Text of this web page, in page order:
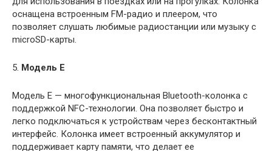
оснащена встроенным FM-радио и плеером, что
позволяет слушать любимые радиостанции или музыку с
microSD-карты.
5. Модель E
Модель E — многофункциональная Bluetooth-колонка с
поддержкой NFC-технологии. Она позволяет быстро и
легко подключаться к устройствам через бесконтактный
интерфейс. Колонка имеет встроенный аккумулятор и
поддерживает карту памяти, что делает ее